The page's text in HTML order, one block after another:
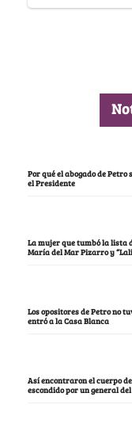
Por qué el abogado de
el Presidente
La mujer que tumbó la lista
María del Mar Pizarro y
Los opositores de Petro no
entró a la Casa Blanca
Así encontraron el cuerpo
escondido por un general